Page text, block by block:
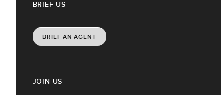
JOIN US
BRIEF US
BRIEF AN AGENT